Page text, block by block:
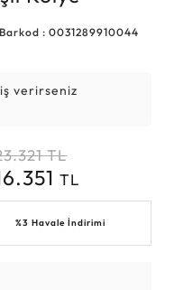
Barkod : 0031289910044
verirseniz
TL
TL
%3 Havale İndirimi